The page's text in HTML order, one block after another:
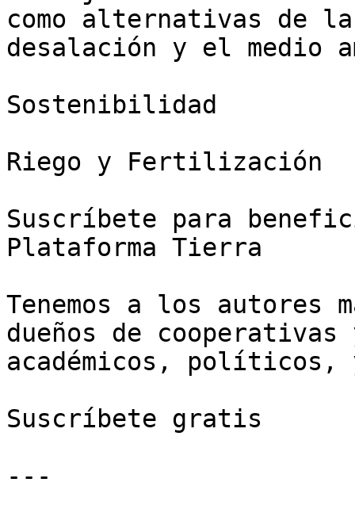
como alternativas de
desalación y el medio
Sostenibilidad
Riego y Fertilización
Suscríbete para
Plataforma Tierra
Tenemos a los autores
dueños de cooperativas
académicos, políticos,
Suscríbete gratis
---